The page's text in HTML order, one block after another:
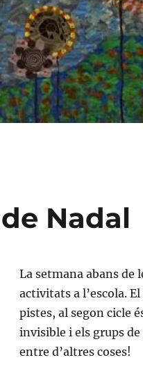
Nadal
La setmana abans de
activitats a l’escola.
pistes, al segon cicle
invisible i els grups
entre d’altres coses!